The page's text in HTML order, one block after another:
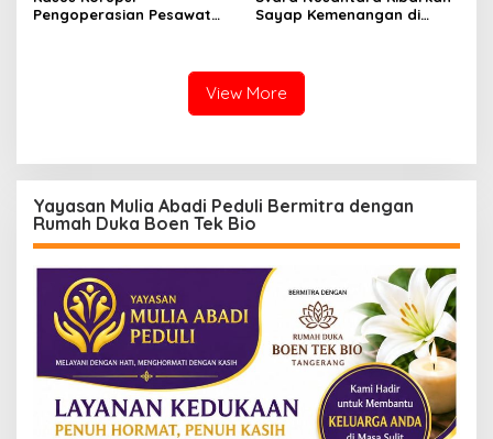
Pengoperasian Pesawat
Sayap Kemenangan di
View More
Yayasan Mulia Abadi Peduli Bermitra dengan
Rumah Duka Boen Tek Bio